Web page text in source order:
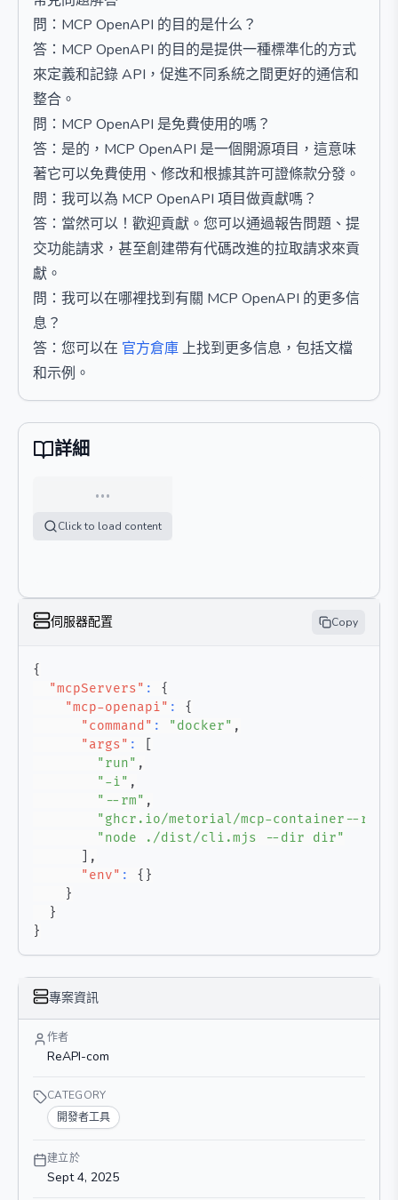
問：MCP OpenAPI 的目的是什么？
答：MCP OpenAPI 的目的是提供一種標準化的方式
來定義和記錄 API，促進不同系統之間更好的通信和
整合。
問：MCP OpenAPI 是免費使用的嗎？
答：是的，MCP OpenAPI 是一個開源項目，這意味
著它可以免費使用、修改和根據其許可證條款分發。
問：我可以為 MCP OpenAPI 項目做貢獻嗎？
答：當然可以！歡迎貢獻。您可以通過報告問題、提
交功能請求，甚至創建帶有代碼改進的拉取請求來貢
獻。
問：我可以在哪裡找到有關 MCP OpenAPI 的更多信
息？
答：您可以在 官方倉庫上找到更多信息，包括文檔
和示例。
詳細
…
Click to load content
伺服器配置 Copy
{
"mcpServers" :
{
"mcp-openapi" :
{
"command" : "docker" ,
"args" :
"run" ,
"-i" ,
"--rm" ,
"ghcr.io/metorial/mcp-container--
"node ./dist/cli.mjs --dir dir"
,
"env" : { }
}
}
}
專案資訊
作者
ReAPI-com
CATEGORY
開發者工具
建立於
Sept 4, 2025